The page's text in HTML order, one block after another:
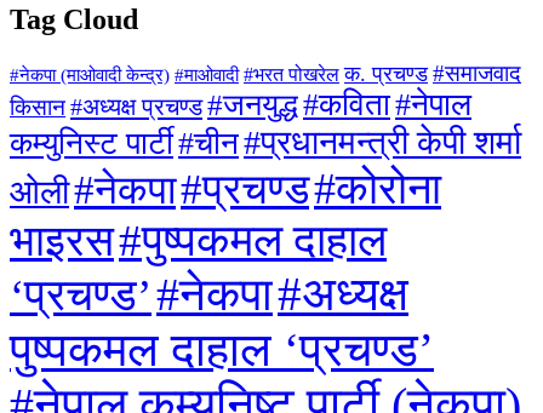
Tag Cloud
#नेकपा (माओवादी केन्द्र) #माओवादी #भरत पोखरेल क. प्रचण्ड #समाजवाद
किसान#अध्यक्ष प्रचण्ड#जनयुद्ध#कविता#नेपाल
कम्युनिस्ट पार्टी#चीन#प्रधानमन्त्री केपी शर्मा
ओली#नेकपा#प्रचण्ड#कोरोना
भाइरस#पुष्पकमल दाहाल
‘प्रचण्ड’#नेकपा#अध्यक्ष
पुष्पकमल दाहाल ‘प्रचण्ड’